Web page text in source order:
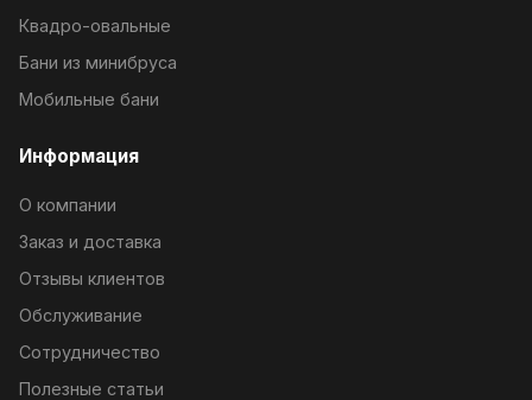
Квадро-овальные
Бани из минибруса
Мобильные бани
Информация
О компании
Заказ и доставка
Отзывы клиентов
Обслуживание
Сотрудничество
Полезные статьи